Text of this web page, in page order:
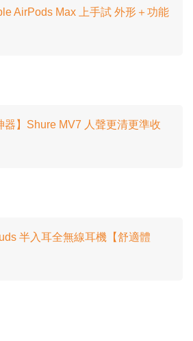
AirPods Max 上手試 外形＋功能
器】Shure MV7 人聲更清更準收
半入耳全無線耳機【舒適體